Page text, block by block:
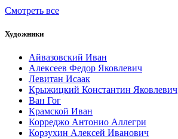
Смотреть все
Художники
Айвазовский Иван
Алексеев Федор Яковлевич
Левитан Исаак
Крыжицкий Константин Яковлевич
Ван Гог
Крамской Иван
Корреджо Антонио Аллегри
Корзухин Алексей Иванович